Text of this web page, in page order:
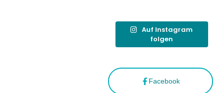
Facebook
Auf Instagram
folgen